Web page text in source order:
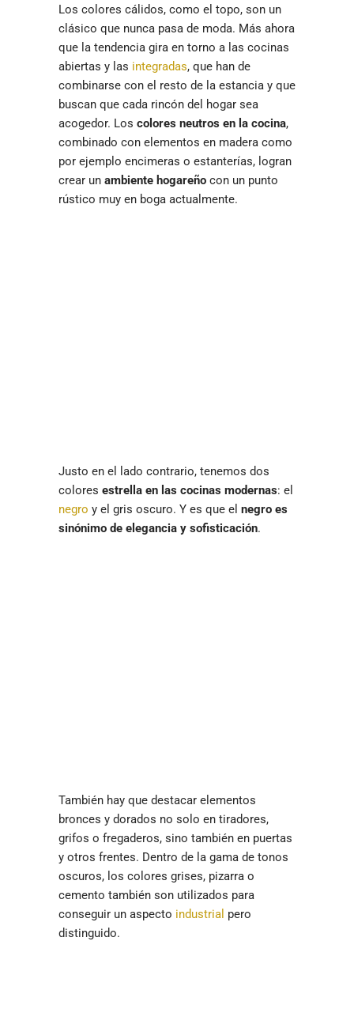
Los colores cálidos, como el topo, son un
clásico que nunca pasa de moda. Más ahora
que la tendencia gira en torno a las cocinas
abiertas y las integradas, que han de
combinarse con el resto de la estancia y que
buscan que cada rincón del hogar sea
acogedor. Los colores neutros en la cocina,
combinado con elementos en madera como
por ejemplo encimeras o estanterías, logran
crear un ambiente hogareño con un punto
rústico muy en boga actualmente.
Justo en el lado contrario, tenemos dos
colores estrella en las cocinas modernas: el
negro y el gris oscuro. Y es que el negro es
sinónimo de elegancia y sofisticación.
También hay que destacar elementos
bronces y dorados no solo en tiradores,
grifos o fregaderos, sino también en puertas
y otros frentes. Dentro de la gama de tonos
oscuros, los colores grises, pizarra o
cemento también son utilizados para
conseguir un aspecto industrial pero
distinguido.